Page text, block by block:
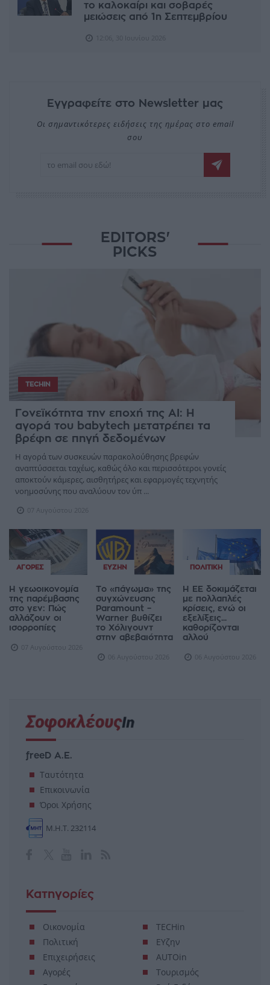
το καλοκαίρι και σοβαρές
μειώσεις από 1η Σεπτεμβρίου
Εγγραφείτε στο Newsletter μας
Οι σημαντικότερες ειδήσεις της ημέρας στο email
σου
EDITORS'
PICKS
TECHIN
Γονεϊκότητα την εποχή της AI: Η
αγορά του babytech μετατρέπει τα
βρέφη σε πηγή δεδομένων
Η αγορά των συσκευών παρακολούθησης βρεφών
αναπτύσσεται ταχέως, καθώς όλο και περισσότεροι γονείς
αποκτούν κάμερες, αισθητήρες και εφαρμογές τεχνητής
νοημοσύνης που αναλύουν τον ύπ ...
07 Αυγούστου 2026
ΑΓΟΡΈΣ
Η γεωοικονομία
της παρέμβασης
στο γεν: Πώς
αλλάζουν οι
ισορροπίες
07 Αυγούστου 2026
ΕΥΖΗΝ
Το «πάγωμα» της
συγχώνευσης
Paramount –
Warner βυθίζει
το Χόλιγουντ
στην αβεβαιότητα
06 Αυγούστου 2026
ΠΟΛΙΤΙΚΉ
Η ΕΕ δοκιμάζεται
με πολλαπλές
κρίσεις, ενώ οι
εξελίξεις...
καθορίζονται
αλλού
06 Αυγούστου 2026